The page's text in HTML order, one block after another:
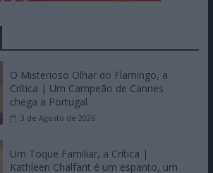
O Misterioso Olhar do Flamingo, a
Crítica | Um Campeão de Cannes
chega a Portugal
3 de Agosto de 2026
Um Toque Familiar, a Crítica |
Kathleen Chalfant é um espanto, um